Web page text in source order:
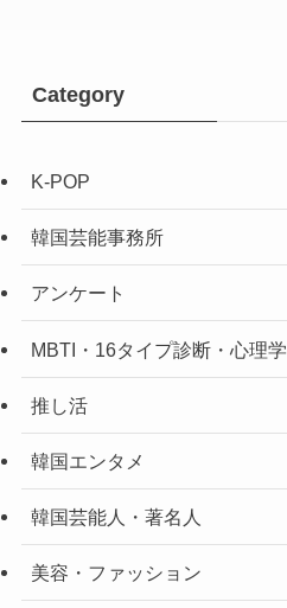
Category
K-POP
韓国芸能事務所
アンケート
MBTI・16タイプ診断・心理学
推し活
韓国エンタメ
韓国芸能人・著名人
美容・ファッション